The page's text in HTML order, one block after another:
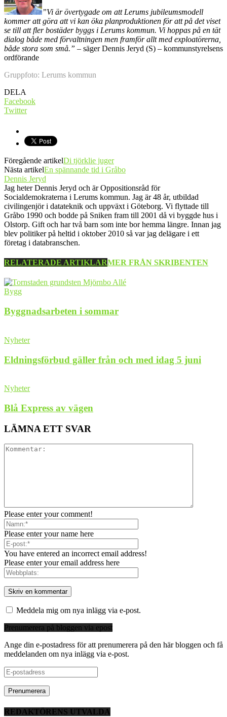
”Vi är övertygade om att Lerums jubileumsmodell
kommer att göra att vi kan öka planproduktionen för att på det viset
se till att fler bostäder byggs i Lerums kommun. Vi hoppas på en tät
dialog både med förvaltningen men framför allt med exploatörerna,
både stora som små.” – säger Dennis Jeryd (S) – kommunstyrelsens
ordförande
Gruppfoto: Lerums kommun
DELA
Facebook
Twitter
Föregående artikelDi tjörklie juger
Nästa artikelEn spännande tid i Gråbo
Dennis Jeryd
Jag heter Dennis Jeryd och är Oppositionsråd för
Socialdemokraterna i Lerums kommun. Jag är 48 år, utbildad
civilingenjör i datateknik och uppväxt i Göteborg. Vi flyttade till
Gråbo 1990 och bodde på Sniken fram till 2001 då vi byggde hus i
Olstorp. Gift och har två barn som inte bor hemma längre. Innan jag
blev politiker på heltid i oktober 2010 så var jag delägare i ett
företag i databranschen.
RELATERADE ARTIKLARMER FRÅN SKRIBENTEN
Bygg
Byggnadsarbeten i sommar
Nyheter
Eldningsförbud gäller från och med idag 5 juni
Nyheter
Blå Express av vägen
LÄMNA ETT SVAR
Please enter your comment!
Please enter your name here
You have entered an incorrect email address!
Please enter your email address here
Meddela mig om nya inlägg via e-post.
Prenumerera på bloggen via epost
Ange din e-postadress för att prenumerera på den här bloggen och få
meddelanden om nya inlägg via e-post.
E-
postadress
REDAKTÖRENS UTVALDA